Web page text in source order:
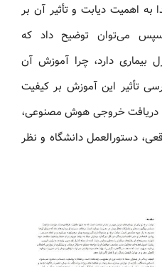
به اهمیت دیابت و تأثیر آن بر
سپس می‌توان توضیح داد که
بیماری دارد، چرا آموزش آن
تأثیر این آموزش بر کیفیت
دریافت خروجی هوش مصنوعی،
دستورالعمل دانشگاه و نظر